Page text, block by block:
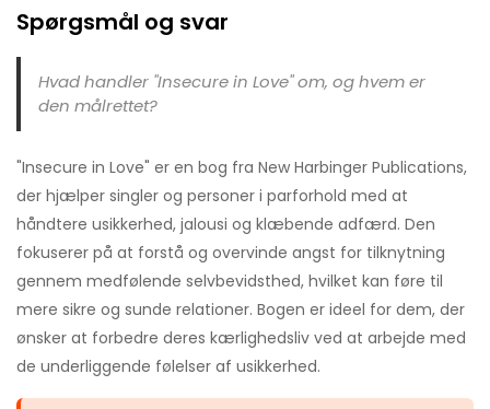
Spørgsmål og svar
Hvad handler "Insecure in Love" om, og hvem er
den målrettet?
"Insecure in Love" er en bog fra New Harbinger Publications,
der hjælper singler og personer i parforhold med at
håndtere usikkerhed, jalousi og klæbende adfærd. Den
fokuserer på at forstå og overvinde angst for tilknytning
gennem medfølende selvbevidsthed, hvilket kan føre til
mere sikre og sunde relationer. Bogen er ideel for dem, der
ønsker at forbedre deres kærlighedsliv ved at arbejde med
de underliggende følelser af usikkerhed.